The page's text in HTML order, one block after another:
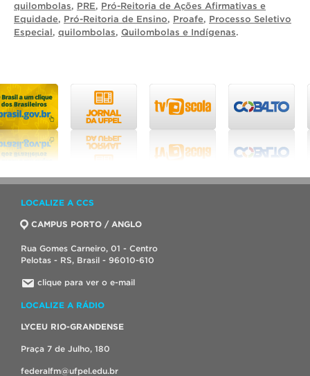
quilombolas, PRE, Pró-Reitoria de Ações Afirmativas e
Equidade, Pró-Reitoria de Ensino, Proafe, Processo Seletivo
Especial, quilombolas, Quilombolas e Indígenas.
LOCALIZE A CCS
CAMPUS PORTO / ANGLO
Rua Gomes Carneiro, 01 - Centro
Pelotas - RS, Brasil - 96010-610
clique para ver o e-mail
LOCALIZE A RÁDIO
LYCEU RIO-GRANDENSE
Praça 7 de Julho, 180
federalfm@ufpel.edu.br